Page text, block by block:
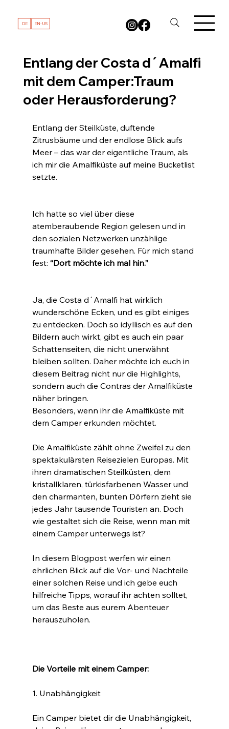
DE EN-US
Entlang der Costa d´Amalfi
mit dem Camper:Traum
oder Herausforderung?
Entlang der Steilküste, duftende
Zitrusbäume und der endlose Blick aufs
Meer – das war der eigentliche Traum, als
ich mir die Amalfiküste auf meine Bucketlist
setzte.
Ich hatte so viel über diese
atemberaubende Region gelesen und in
den sozialen Netzwerken unzählige
traumhafte Bilder gesehen. Für mich stand
fest: “Dort möchte ich mal hin.”
Ja, die Costa d´Amalfi hat wirklich
wunderschöne Ecken, und es gibt einiges
zu entdecken. Doch so idyllisch es auf den
Bildern auch wirkt, gibt es auch ein paar
Schattenseiten, die nicht unerwähnt
bleiben sollten. Daher möchte ich euch in
diesem Beitrag nicht nur die Highlights,
sondern auch die Contras der Amalfiküste
näher bringen.
Besonders, wenn ihr die Amalfiküste mit
dem Camper erkunden möchtet.
Die Amalfiküste zählt ohne Zweifel zu den
spektakulärsten Reisezielen Europas. Mit
ihren dramatischen Steilküsten, dem
kristallklaren, türkisfarbenen Wasser und
den charmanten, bunten Dörfern zieht sie
jedes Jahr tausende Touristen an. Doch
wie gestaltet sich die Reise, wenn man mit
einem Camper unterwegs ist?
In diesem Blogpost werfen wir einen
ehrlichen Blick auf die Vor- und Nachteile
einer solchen Reise und ich gebe euch
hilfreiche Tipps, worauf ihr achten solltet,
um das Beste aus eurem Abenteuer
herauszuholen.
Die Vorteile mit einem Camper:
1. Unabhängigkeit
Ein Camper bietet dir die Unabhängigkeit,